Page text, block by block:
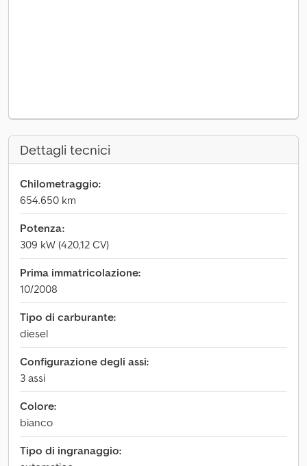
Dettagli tecnici
Chilometraggio:
654.650 km
Potenza:
309 kW (420,12 CV)
Prima immatricolazione:
10/2008
Tipo di carburante:
diesel
Configurazione degli assi:
3 assi
Colore:
bianco
Tipo di ingranaggio: